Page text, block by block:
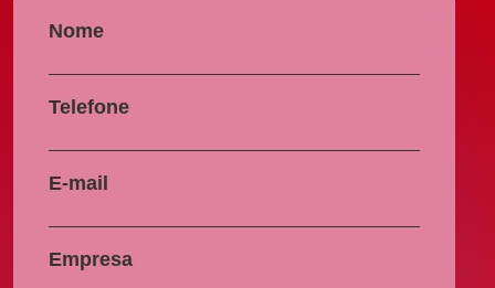
Nome
Telefone
E-mail
Empresa